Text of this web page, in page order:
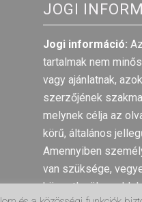
JOGI
Jogi információ:
tartalmak nem
vagy ajánlatnak,
szerzőjének
melynek célja az
körű, általános
Amennyiben
van szüksége,
közvetlenül az